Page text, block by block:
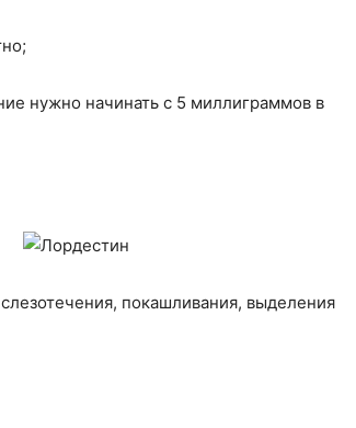
нужно начинать с 5 миллиграммов в
покашливания, выделения